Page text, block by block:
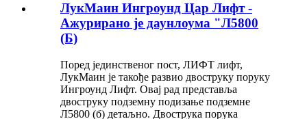
ЛукМаин Ингроунд Цар Лифт -
Ажурирано је даунлоума "Л5800
(Б)
Поред јединственог пост, ЛИФТ лифт,
ЛукМаин је такође развио двоструку поруку
Ингроунд Лифт. Овај рад представља
двоструку подземну подизање подземне
Л5800 (б) детаљно. Двострука порука